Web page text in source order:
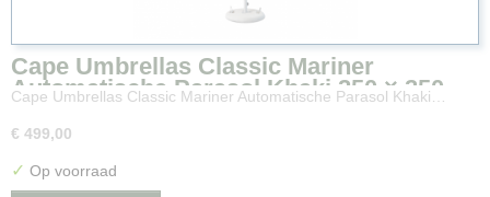
Cape Umbrellas Classic Mariner
Automatische Parasol Khaki 250 × 250
cm
Cape Umbrellas Classic Mariner Automatische Parasol Khaki…
€ 499,00
✓ Op voorraad